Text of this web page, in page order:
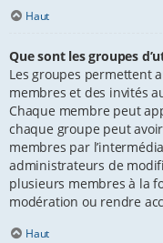
Haut
Que sont les groupes
Les groupes permettent
membres et des invités
Chaque membre peut
chaque groupe peut
membres par
administrateurs de
plusieurs membres à la
modération ou rendre
Haut